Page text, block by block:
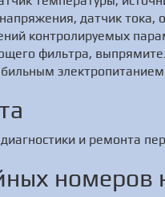
датчик
контролируемых
фильтра,
и ремонта
номеров